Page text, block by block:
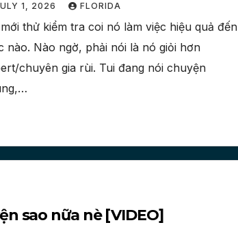
1, 2026 FLORIDA
thử kiểm tra coi nó làm việc hiệu quả đến
nào. Nào ngờ, phải nói là nó giỏi hơn
chuyên gia rùi. Tui đang nói chuyện
sao nữa nè [VIDEO]